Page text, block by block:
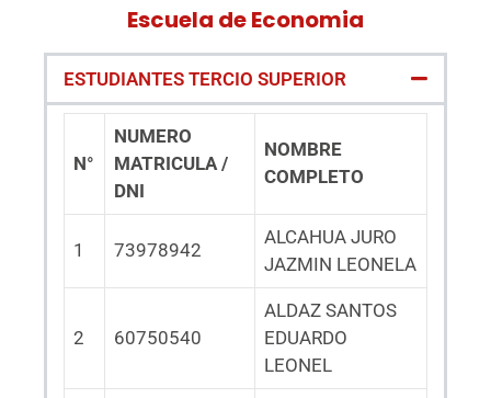
Escuela de Economia
ESTUDIANTES TERCIO SUPERIOR
N°
NUMERO
MATRICULA /
DNI
NOMBRE
COMPLETO
1 73978942
ALCAHUA JURO
JAZMIN LEONELA
2 60750540
ALDAZ SANTOS
EDUARDO
LEONEL